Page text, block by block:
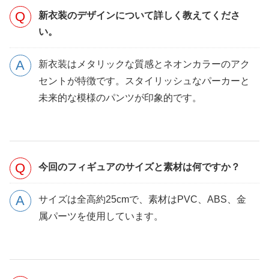
新衣装のデザインについて詳しく教えてくださ
い。
新衣装はメタリックな質感とネオンカラーのアク
セントが特徴です。スタイリッシュなパーカーと
未来的な模様のパンツが印象的です。
今回のフィギュアのサイズと素材は何ですか？
サイズは全高約25cmで、素材はPVC、ABS、金
属パーツを使用しています。